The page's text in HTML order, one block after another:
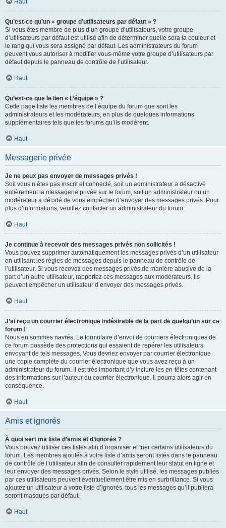
Haut
Qu’est-ce qu’un « groupe d’utilisateurs par défaut » ?
Si vous êtes membre de plus d’un groupe d’utilisateurs, votre groupe
d’utilisateurs par défaut est utilisé afin de déterminer quelle sera la couleur et
le rang qui vous sera assigné par défaut. Les administrateurs du forum
peuvent vous autoriser à modifier vous-même votre groupe d’utilisateurs par
défaut depuis le panneau de contrôle de l’utilisateur.
Haut
Qu’est-ce que le lien « L’équipe » ?
Cette page liste les membres de l’équipe du forum que sont les
administrateurs et les modérateurs, en plus de quelques informations
supplémentaires tels que les forums qu’ils modèrent.
Haut
Messagerie privée
Je ne peux pas envoyer de messages privés !
Soit vous n’êtes pas inscrit et connecté, soit un administrateur a désactivé
entièrement la messagerie privée sur le forum, soit un administrateur ou un
modérateur a décidé de vous empêcher d’envoyer des messages privés. Pour
plus d’informations, veuillez contacter un administrateur du forum.
Haut
Je continue à recevoir des messages privés non sollicités !
Vous pouvez supprimer automatiquement les messages privés d’un utilisateur
en utilisant les règles de messages depuis le panneau de contrôle de
l’utilisateur. Si vous recevez des messages privés de manière abusive de la
part d’un autre utilisateur, rapportez ces messages aux modérateurs. Ils
peuvent empêcher un utilisateur d’envoyer des messages privés.
Haut
J’ai reçu un courrier électronique indésirable de la part de quelqu’un sur ce
forum !
Nous en sommes navrés. Le formulaire d’envoi de courriers électroniques de
ce forum possède des protections qui essaient de repérer les utilisateurs
envoyant de tels messages. Vous devriez envoyer par courrier électronique
une copie complète du courrier électronique que vous avez reçu à un
administrateur du forum. Il est très important d’y inclure les en-têtes contenant
des informations sur l’auteur du courrier électronique. Il pourra alors agir en
conséquence.
Haut
Amis et ignorés
À quoi sert ma liste d’amis et d’ignorés ?
Vous pouvez utiliser ces listes afin d’organiser et trier certains utilisateurs du
forum. Les membres ajoutés à votre liste d’amis seront listés dans le panneau
de contrôle de l’utilisateur afin de consulter rapidement leur statut en ligne et
leur envoyer des messages privés. Selon le style utilisé, les messages publiés
par ces utilisateurs peuvent éventuellement être mis en surbrillance. Si vous
ajoutez un utilisateur à votre liste d’ignorés, tous les messages qu’il publiera
seront masqués par défaut.
Haut